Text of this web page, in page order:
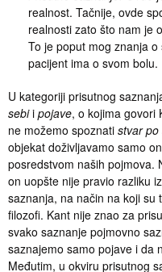
realnost. Tačnije, ovde
realnosti zato što nam je
To je poput mog znanja
pacijent ima o svom bolu.
U kategoriji prisutnog
sebii pojave, o kojima govori
ne možemo spoznati stvar po
objekat doživljavamo samo
posredstvom naših pojmova.
on uopšte nije pravio razliku
saznanja, na način na koji su
filozofi. Kant nije znao za
svako saznanje pojmovno
saznajemo samo pojave i da
Međutim, u okviru prisutnog